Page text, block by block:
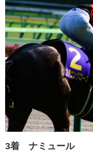
3着 ナミュール